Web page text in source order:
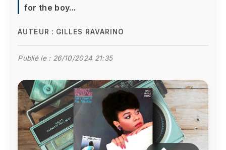
for the boy...
AUTEUR : GILLES RAVARINO
Publié le : 26/10/2024 21:35